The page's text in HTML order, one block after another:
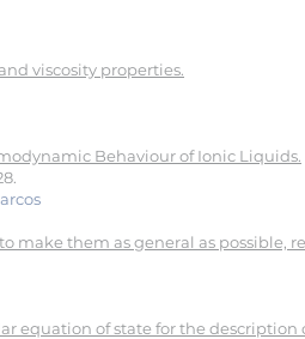
viscosity properties.
Behaviour of Ionic Liquids.
make them as general as possible,
equation of state for the